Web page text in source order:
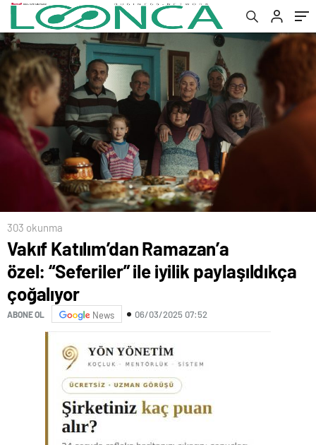
303 okunma
Vakıf Katılım’dan Ramazan’a
özel: “Seferiler” ile iyilik paylaşıldıkça
çoğalıyor
ABONE OL News 06/03/2025 07:52